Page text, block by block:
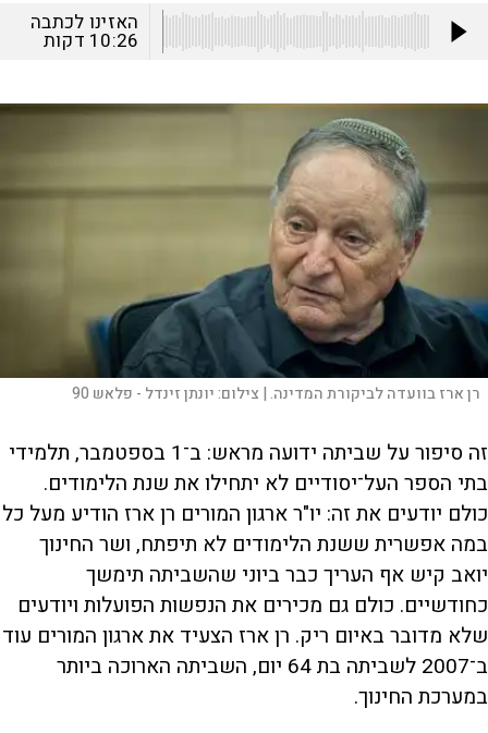
האזינו לכתבה
10:26 דקות
רן ארז בוועדה לביקורת המדינה. | צילום:יונתן זינדל - פלאש 90
זה סיפור על שביתה ידועה מראש: ב־1 בספטמבר, תלמידי
בתי הספר העל־יסודיים לא יתחילו את שנת הלימודים.
כולם יודעים את זה: יו"ר ארגון המורים רן ארז הודיע מעל כל
במה אפשרית ששנת הלימודים לא תיפתח, ושר החינוך
יואב קיש אף העריך כבר ביוני שהשביתה תימשך
כחודשיים. כולם גם מכירים את הנפשות הפועלות ויודעים
שלא מדובר באיום ריק. רן ארז הצעיד את ארגון המורים עוד
ב־2007 לשביתה בת 64 יום, השביתה הארוכה ביותר
במערכת החינוך.